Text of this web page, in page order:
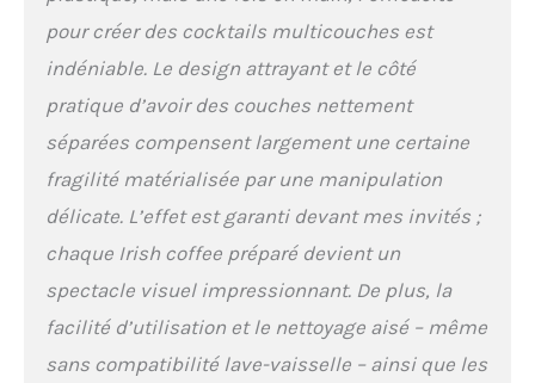
pour créer des cocktails multicouches est
indéniable. Le design attrayant et le côté
pratique d’avoir des couches nettement
séparées compensent largement une certaine
fragilité matérialisée par une manipulation
délicate. L’effet est garanti devant mes invités ;
chaque Irish coffee préparé devient un
spectacle visuel impressionnant. De plus, la
facilité d’utilisation et le nettoyage aisé – même
sans compatibilité lave-vaisselle – ainsi que les